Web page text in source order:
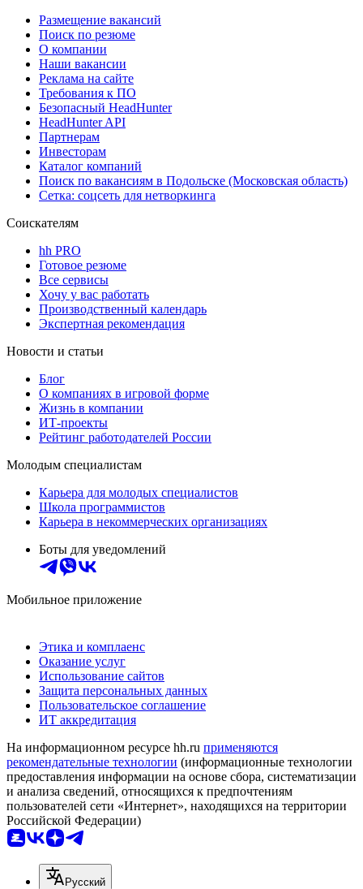
Размещение вакансий
Поиск по резюме
О компании
Наши вакансии
Реклама на сайте
Требования к ПО
Безопасный HeadHunter
HeadHunter API
Партнерам
Инвесторам
Каталог компаний
Поиск по вакансиям в Подольске (Московская область)
Сетка: соцсеть для нетворкинга
Соискателям
hh PRO
Готовое резюме
Все сервисы
Хочу у вас работать
Производственный календарь
Экспертная рекомендация
Новости и статьи
Блог
О компаниях в игровой форме
Жизнь в компании
ИТ-проекты
Рейтинг работодателей России
Молодым специалистам
Карьера для молодых специалистов
Школа программистов
Карьера в некоммерческих организациях
Боты для уведомлений
Мобильное приложение
Этика и комплаенс
Оказание услуг
Использование сайтов
Защита персональных данных
Пользовательское соглашение
ИТ аккредитация
На информационном ресурсе hh.ru применяются
рекомендательные технологии (информационные технологии
предоставления информации на основе сбора, систематизации
и анализа сведений, относящихся к предпочтениям
пользователей сети «Интернет», находящихся на территории
Российской Федерации)
Русский